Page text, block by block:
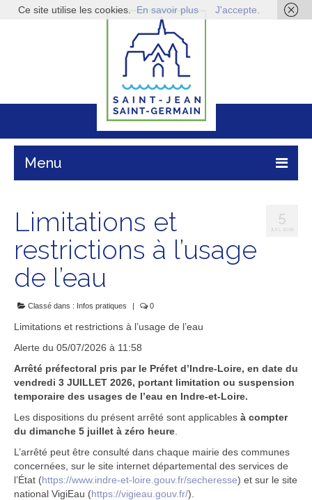
Menu
Vie pratique
Enfance & jeunesse
Infos économiques
Patrimoine
Tourisme
5
JUIL 2026
Limitations et
restrictions à l’usage
de l’eau
Classé dans : Infos pratiques | 0
Limitations et restrictions à l’usage de l’eau
Alerte du 05/07/2026 à 11:58
Arrêté préfectoral pris par le Préfet d’Indre-Loire, en date du
vendredi 3 JUILLET 2026, portant limitation ou suspension
temporaire des usages de l’eau en Indre-et-Loire.
Les dispositions du présent arrêté sont applicables à compter
du dimanche 5 juillet à zéro heure
L’arrêté peut être consulté dans chaque mairie des communes
concernées, sur le site internet départemental des services de
l’État (https://www.indre-et-loire.gouv.fr/secheresse) et sur le site
national VigiEau (https://vigieau.gouv.fr/).
Ce site utilise les cookies. En savoir plus J'accepte.